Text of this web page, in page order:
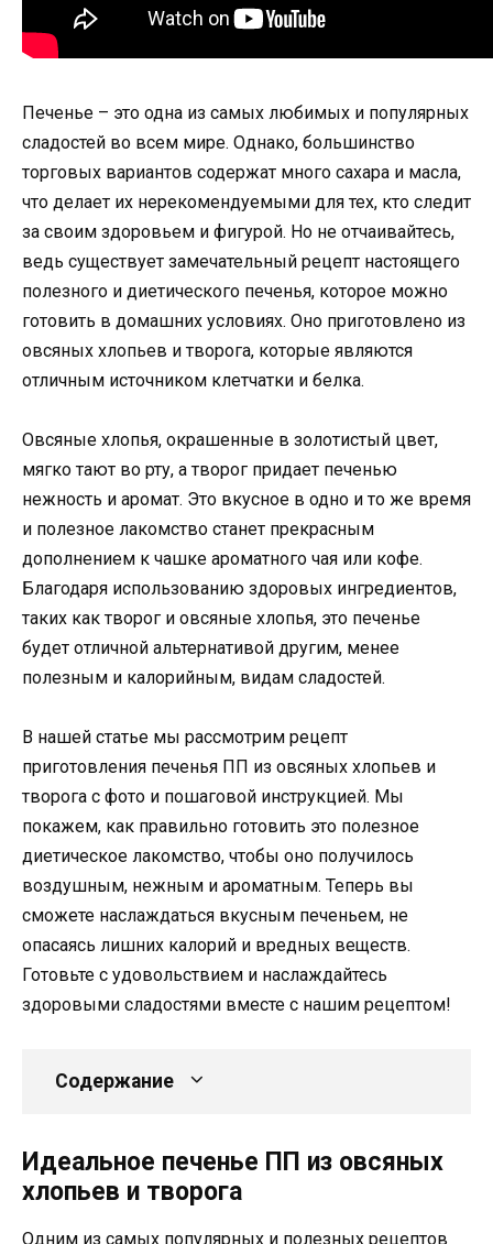
Печенье – это одна из самых любимых и популярных
сладостей во всем мире. Однако, большинство
торговых вариантов содержат много сахара и масла,
что делает их нерекомендуемыми для тех, кто следит
за своим здоровьем и фигурой. Но не отчаивайтесь,
ведь существует замечательный рецепт настоящего
полезного и диетического печенья, которое можно
готовить в домашних условиях. Оно приготовлено из
овсяных хлопьев и творога, которые являются
отличным источником клетчатки и белка.
Овсяные хлопья, окрашенные в золотистый цвет,
мягко тают во рту, а творог придает печенью
нежность и аромат. Это вкусное в одно и то же время
и полезное лакомство станет прекрасным
дополнением к чашке ароматного чая или кофе.
Благодаря использованию здоровых ингредиентов,
таких как творог и овсяные хлопья, это печенье
будет отличной альтернативой другим, менее
полезным и калорийным, видам сладостей.
В нашей статье мы рассмотрим рецепт
приготовления печенья ПП из овсяных хлопьев и
творога с фото и пошаговой инструкцией. Мы
покажем, как правильно готовить это полезное
диетическое лакомство, чтобы оно получилось
воздушным, нежным и ароматным. Теперь вы
сможете наслаждаться вкусным печеньем, не
опасаясь лишних калорий и вредных веществ.
Готовьте с удовольствием и наслаждайтесь
здоровыми сладостями вместе с нашим рецептом!
Содержание
Идеальное печенье ПП из овсяных
хлопьев и творога
Одним из самых популярных и полезных рецептов